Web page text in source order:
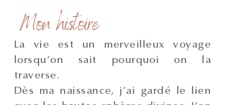
Mon histoire
La vie est un merveilleux voyage
lorsqu’on sait pourquoi on la
traverse.
Dès ma naissance, j’ai gardé le lien